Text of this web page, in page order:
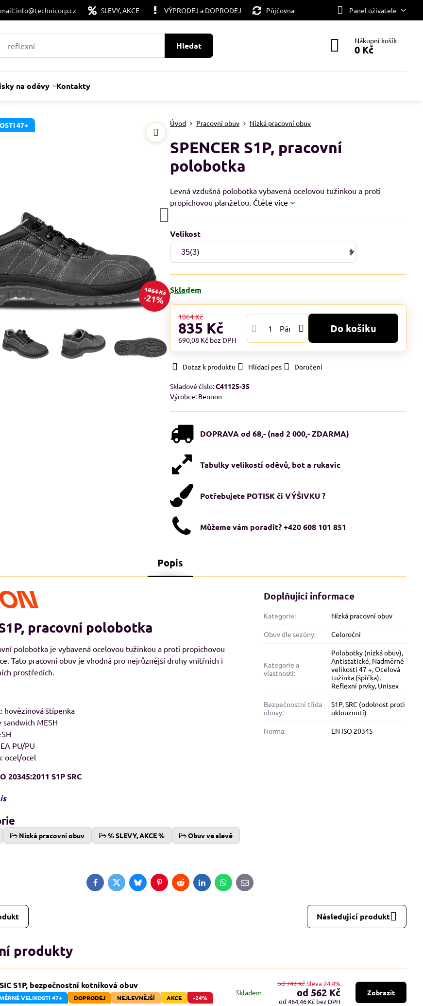
info@technicorp.cz SLEVY, AKCE VÝPRODEJ a DOPRODEJ Půjčovna Panel uživatele
Hledat Nákupní košík
0 Kč
na oděvy Kontakty
47+
1064 Kč
21%
Úvod Pracovní obuv Nízká pracovní obuv
SPENCER S1P, pracovní
polobotka
Levná vzdušná polobotka vybavená ocelovou tužinkou a proti
propichovou planžetou. Čtěte více
Velikost
Skladem
1064 Kč
835 Kč
690,08 Kč bez DPH
Pár Do košíku
Dotaz k produktu Hlídací pes Doručení
Skladové číslo:C41125-35
Výrobce: Bennon
DOPRAVA od 68,- (nad 2 000,- ZDARMA)
Tabulky velikostí oděvů, bot a rukavic
Potřebujete POTISK či VÝŠIVKU ?
Můžeme vám poradit? +420 608 101 851
Popis
pracovní polobotka
polobotka je vybavená ocelovou tužinkou a proti propichovou
Tato pracovní obuv je vhodná pro nejrůznější druhy vnitřních i
prostředích.
hovězinová štípenka
MESH
PU/PU
ocel/ocel
20345:2011 S1P SRC
Nízká pracovní obuv % SLEVY, AKCE %
Obuv ve slevě
Doplňující informace
Kategorie: Nízká pracovní obuv
Obuv dle sezóny: Celoroční
Kategorie a
vlastnosti:
Polobotky (nízká obuv),
Antistatické, Nadměrné
velikosti 47 +,Ocelová
tužinka (špička),
Reflexní prvky, Unisex
Bezpečnostní třída
obuvy:
S1P,SRC (odolnost proti
uklouznutí)
Norma: EN ISO 20345
FacebookTwitterBlueskyPinterestRedditLinkedInWhatsApp
E-
mail
Následující produkt
produkty
S1P, bezpečnostní kotníková obuv
VELIKOSTI 47+ DOPRODEJ NEJLEVNĚJŠÍ AKCE -24%
Skladem od 562 Kč
od 464,46 Kč bez DPH
od 743 KčSleva 24.4%
Zobrazit
8% 8%
Malfini BASIC 134, dámské Adler
tričko - modré odstíny
od 113 Kč
AKCE
Malfini BASIC 129, pánské
tričko - červené
od 109 Kč